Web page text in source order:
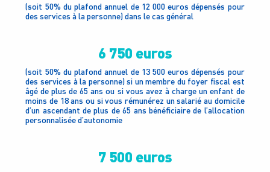
(soit 50% du plafond annuel de 12 000 euros dépensés pour
des services à la personne) dans le cas général
6 750 euros
(soit 50% du plafond annuel de 13 500 euros dépensés pour
des services à la personne) si un membre du foyer fiscal est
âgé de plus de 65 ans ou si vous avez à charge un enfant de
moins de 18 ans ou si vous rémunérez un salarié au domicile
d’un ascendant de plus de 65 ans bénéficiaire de l’allocation
personnalisée d’autonomie
7 500 euros